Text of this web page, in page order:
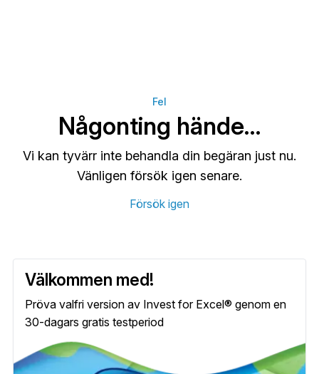
Fel
Någonting hände…
Vi kan tyvärr inte behandla din begäran just nu.
Vänligen försök igen senare.
Försök igen
Välkommen med!
Pröva valfri version av Invest for Excel® genom en
30-dagars gratis testperiod